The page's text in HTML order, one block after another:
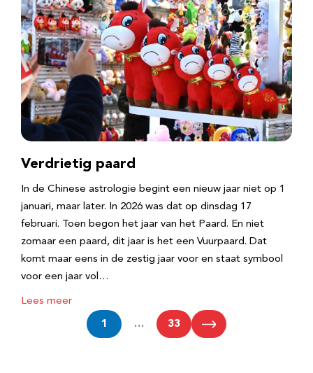
Verdrietig paard
In de Chinese astrologie begint een nieuw jaar niet op 1
januari, maar later. In 2026 was dat op dinsdag 17
februari. Toen begon het jaar van het Paard. En niet
zomaar een paard, dit jaar is het een Vuurpaard. Dat
komt maar eens in de zestig jaar voor en staat symbool
voor een jaar vol…
Lees meer
1 … 33